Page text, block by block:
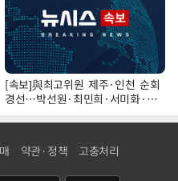
[속보]與최고위원 제주·인천 순회
경선…박선원·최민희·서미화·한
민수·김용 순
약관·정책 고충처리